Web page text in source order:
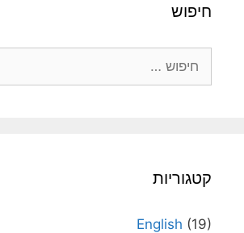
חיפוש
קטגוריות
English (19)